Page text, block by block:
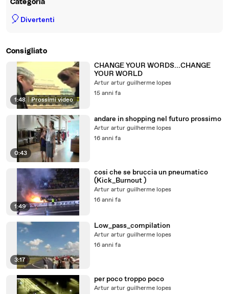
Categoria
🎈 Divertenti
Consigliato
1:48 Prossimi video
CHANGE YOUR WORDS...CHANGE
YOUR WORLD
Artur artur guilherme lopes
15 anni fa
0:43
andare in shopping nel futuro prossimo
Artur artur guilherme lopes
16 anni fa
1:49
cosi che se bruccia un pneumatico
(Kick_Burnout )
Artur artur guilherme lopes
16 anni fa
3:17
Low_pass_compilation
Artur artur guilherme lopes
16 anni fa
per poco troppo poco
Artur artur guilherme lopes